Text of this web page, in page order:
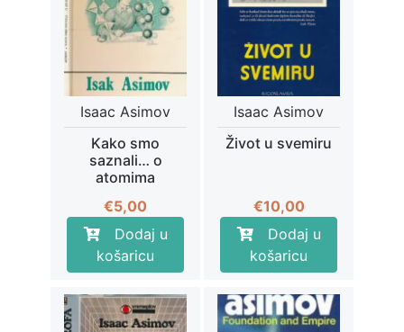
Isaac Asimov
Kako smo
saznali… o
atomima
€5,00
Dodaj u
košaricu
Isaac Asimov
Život u svemiru
€10,00
Dodaj u
košaricu